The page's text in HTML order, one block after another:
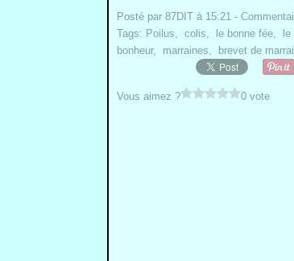
Posté par 87DIT à 15:21 -
Tags: Poilus, colis, le bonne fée,
bonheur, marraines, brevet de
Vous aimez ? 0 vote